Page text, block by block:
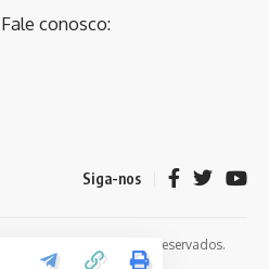
conosco:
Siga-nos
Flush. Todos os direitos reservados.